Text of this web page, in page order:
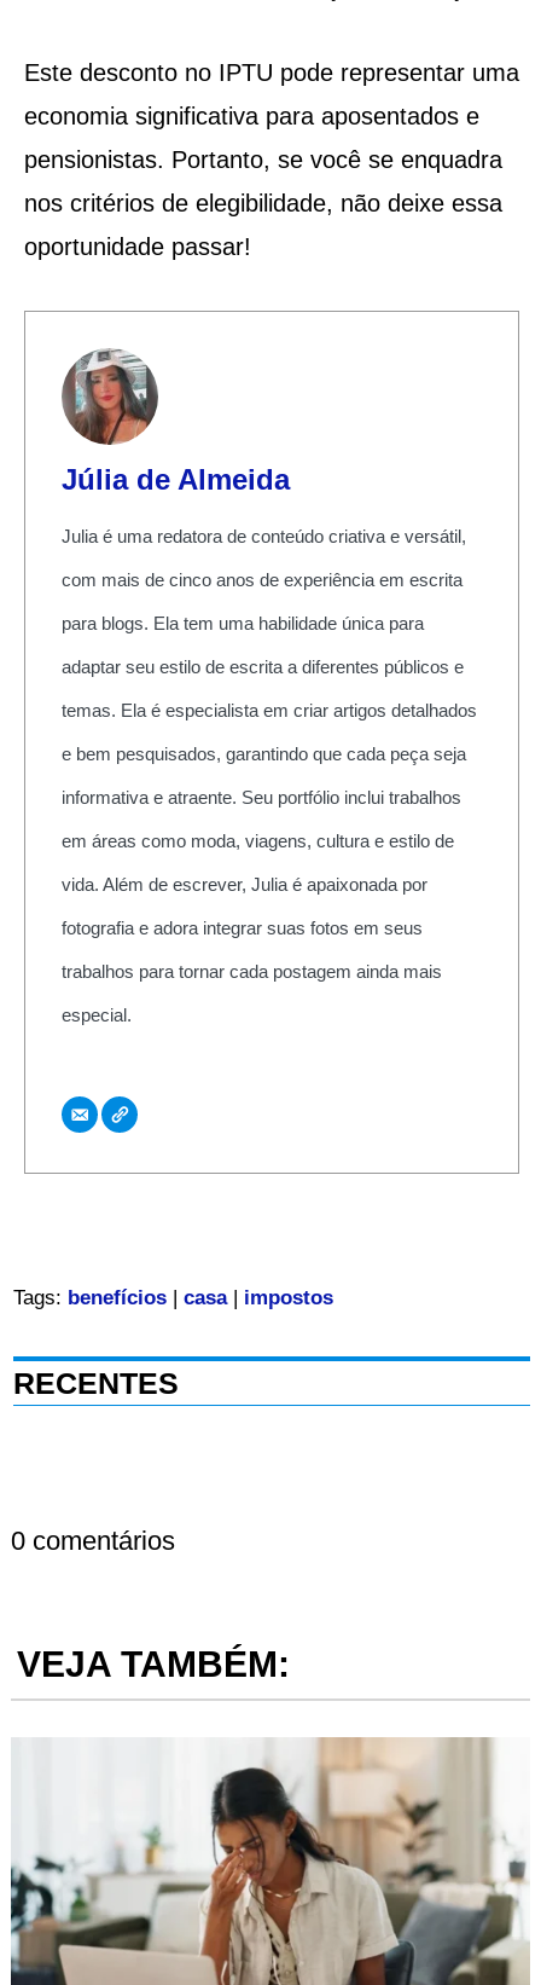
Este desconto no IPTU pode representar uma
economia significativa para aposentados e
pensionistas. Portanto, se você se enquadra
nos critérios de elegibilidade, não deixe essa
oportunidade passar!
Júlia de Almeida
Julia é uma redatora de conteúdo criativa e versátil,
com mais de cinco anos de experiência em escrita
para blogs. Ela tem uma habilidade única para
adaptar seu estilo de escrita a diferentes públicos e
temas. Ela é especialista em criar artigos detalhados
e bem pesquisados, garantindo que cada peça seja
informativa e atraente. Seu portfólio inclui trabalhos
em áreas como moda, viagens, cultura e estilo de
vida. Além de escrever, Julia é apaixonada por
fotografia e adora integrar suas fotos em seus
trabalhos para tornar cada postagem ainda mais
especial.
Tags: benefícios| casa| impostos
RECENTES
0 comentários
VEJA TAMBÉM: